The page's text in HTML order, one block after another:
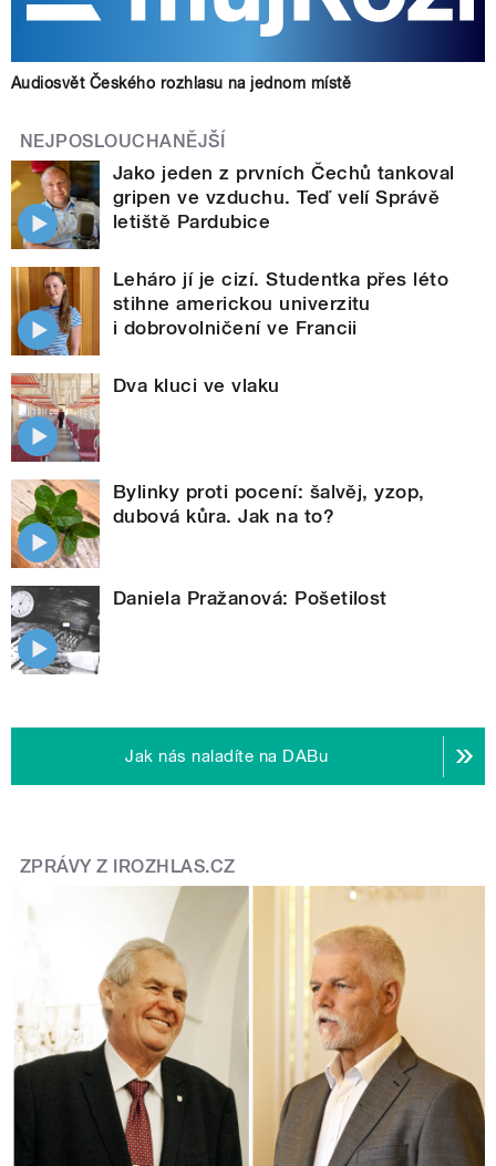
Audiosvět Českého rozhlasu na jednom místě
NEJPOSLOUCHANĚJŠÍ
Jako jeden z prvních Čechů tankoval
gripen ve vzduchu. Teď velí Správě
letiště Pardubice
Leháro jí je cizí. Studentka přes léto
stihne americkou univerzitu
i dobrovolničení ve Francii
Dva kluci ve vlaku
Bylinky proti pocení: šalvěj, yzop,
dubová kůra. Jak na to?
Daniela Pražanová: Pošetilost
Jak nás naladíte na DABu
ZPRÁVY Z IROZHLAS.CZ